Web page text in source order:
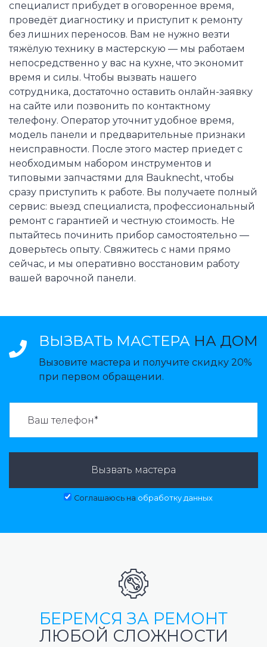
специалист прибудет в оговоренное время,
проведёт диагностику и приступит к ремонту
без лишних переносов. Вам не нужно везти
тяжёлую технику в мастерскую — мы работаем
непосредственно у вас на кухне, что экономит
время и силы. Чтобы вызвать нашего
сотрудника, достаточно оставить онлайн-заявку
на сайте или позвонить по контактному
телефону. Оператор уточнит удобное время,
модель панели и предварительные признаки
неисправности. После этого мастер приедет с
необходимым набором инструментов и
типовыми запчастями для Bauknecht, чтобы
сразу приступить к работе. Вы получаете полный
сервис: выезд специалиста, профессиональный
ремонт с гарантией и честную стоимость. Не
пытайтесь починить прибор самостоятельно —
доверьтесь опыту. Свяжитесь с нами прямо
сейчас, и мы оперативно восстановим работу
вашей варочной панели.
ВЫЗВАТЬ МАСТЕРА НА ДОМ
Вызовите мастера и получите скидку 20%
при первом обращении.
Вызвать мастера
Соглашаюсь на обработку данных
БЕРЕМСЯ ЗА РЕМОНТ
ЛЮБОЙ СЛОЖНОСТИ